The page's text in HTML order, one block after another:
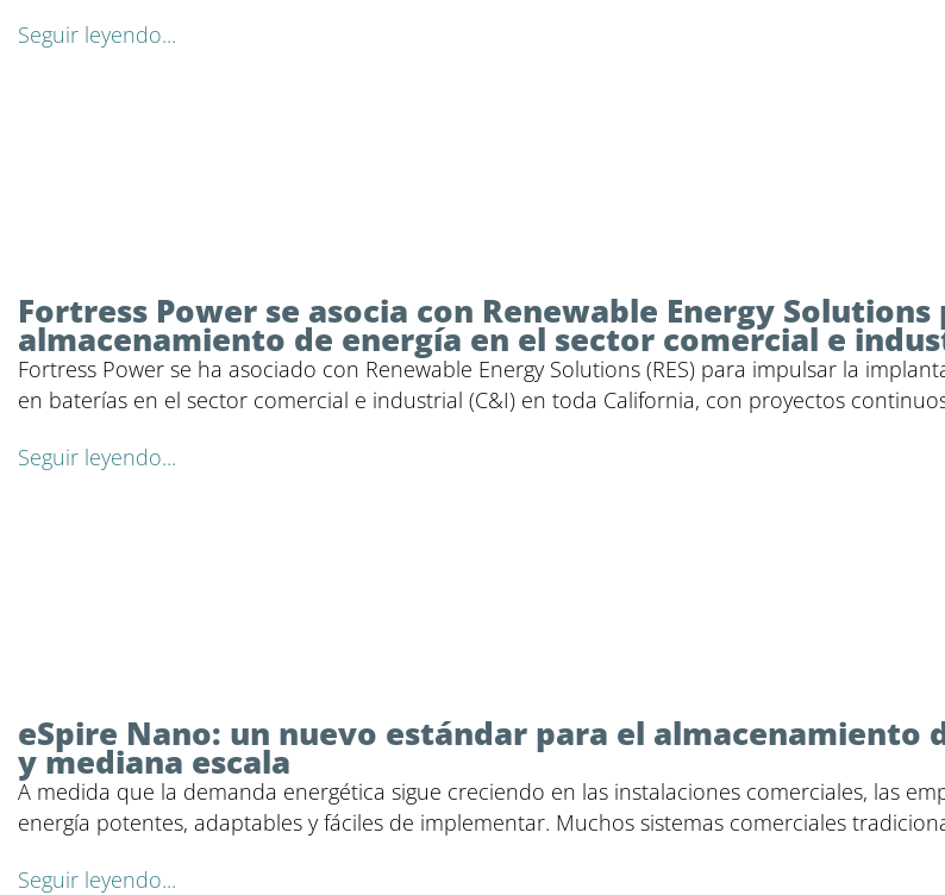
Seguir leyendo...
Fortress Power se asocia con Renewable Energy
almacenamiento de energía en el sector comercial e
Fortress Power se ha asociado con Renewable Energy Solutions (RES) para impulsar la
en baterías en el sector comercial e industrial (C&I) en toda California, con proyectos
Seguir leyendo...
eSpire Nano: un nuevo estándar para el almacenamiento
y mediana escala
A medida que la demanda energética sigue creciendo en las instalaciones comerciales, las
energía potentes, adaptables y fáciles de implementar. Muchos sistemas comerciales
Seguir leyendo...